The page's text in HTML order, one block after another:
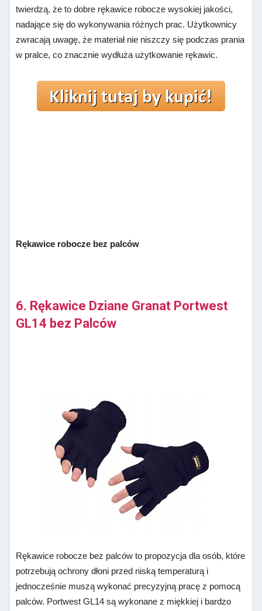
twierdzą, że to dobre rękawice robocze wysokiej jakości,
nadające się do wykonywania różnych prac. Użytkownicy
zwracają uwagę, że materiał nie niszczy się podczas prania
w pralce, co znacznie wydłuża użytkowanie rękawic.
Rękawice robocze bez palców
6. Rękawice Dziane Granat Portwest
GL14 bez Palców
Rękawice robocze bez palców to propozycja dla osób, które
potrzebują ochrony dłoni przed niską temperaturą i
jednocześnie muszą wykonać precyzyjną pracę z pomocą
palców. Portwest GL14 są wykonane z miękkiej i bardzo